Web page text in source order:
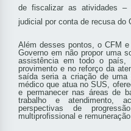
de fiscalizar as atividades
judicial por conta de recusa do
Além desses pontos, o CFM
Governo em não propor uma
assistência em todo o país,
provimento e no reforço da
saída seria a criação de uma
médico que atua no SUS,
e permanecer nas áreas de
trabalho e atendimento,
perspectivas de
multiprofissional e